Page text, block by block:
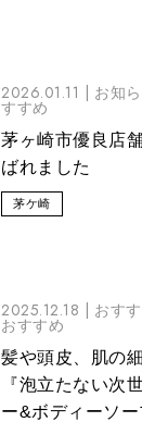
2026.01.11 | お知
すすめ
茅ヶ崎市優良店
ばれました
茅ケ崎
2025.12.18 | おす
おすすめ
髪や頭皮、肌の
『泡立たない次
ー&ボディーソー